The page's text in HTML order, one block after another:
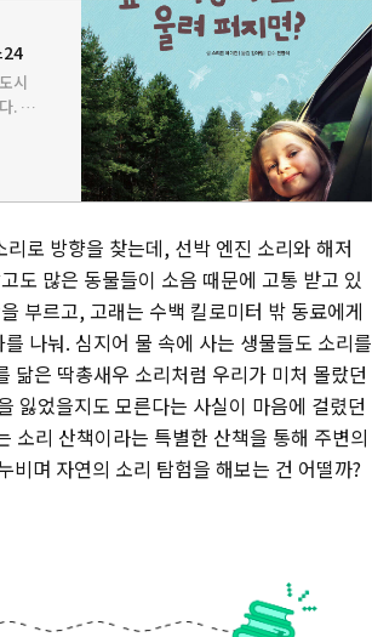
24
시
. 아
에
로 방향을 찾는데, 선박 엔진 소리와 해저
도 많은 동물들이 소음 때문에 고통 받고 있
부르고, 고래는 수백 킬로미터 밖 동료에게
나눠. 심지어 물 속에 사는 생물들도 소리를
닮은 딱총새우 소리처럼 우리가 미처 몰랐던
잃었을지도 모른다는 사실이 마음에 걸렸던
소리 산책이라는 특별한 산책을 통해 주변의
비며 자연의 소리 탐험을 해보는 건 어떨까?